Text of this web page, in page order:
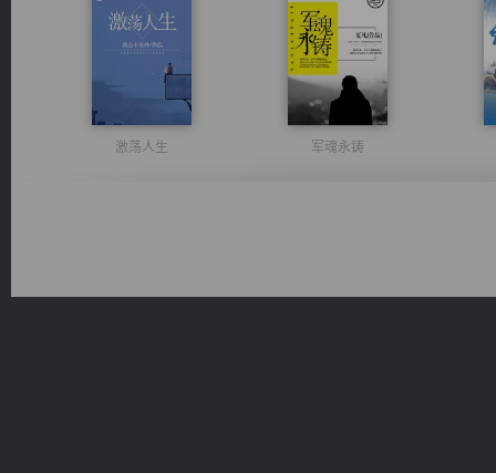
激荡人生 军魂永铸